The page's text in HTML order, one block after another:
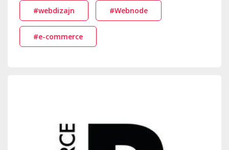
#webdizajn #Webnode
#e-commerce